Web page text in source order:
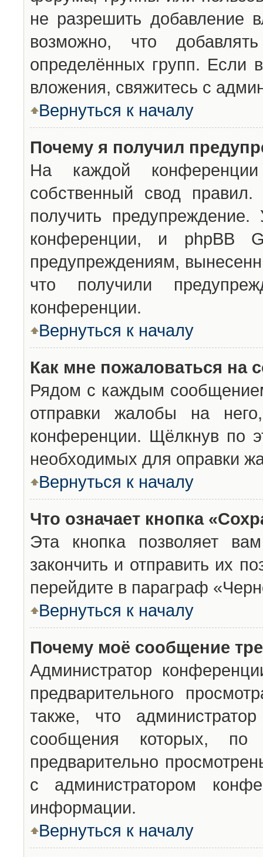
не разрешить добавление
возможно, что
определённых групп. Если
вложения, свяжитесь с
Вернуться к началу
Почему я получил
На каждой конференции
собственный свод
получить
конференции, и phpBB
предупреждениям,
что получили
конференции.
Вернуться к началу
Как мне пожаловаться на
Рядом с каждым
отправки жалобы на
конференции. Щёлкнув по
необходимых для оправки
Вернуться к началу
Что означает кнопка
Эта кнопка позволяет
закончить и отправить их
перейдите в параграф
Вернуться к началу
Почему моё сообщение
Администратор
предварительного
также, что
сообщения которых,
предварительно
с администратором
информации.
Вернуться к началу